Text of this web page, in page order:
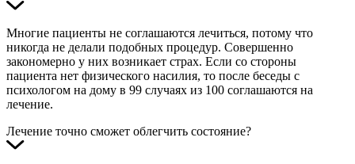
Многие пациенты не соглашаются лечиться, потому что
никогда не делали подобных процедур. Совершенно
закономерно у них возникает страх. Если со стороны
пациента нет физического насилия, то после беседы с
психологом на дому в 99 случаях из 100 соглашаются на
лечение.
Лечение точно сможет облегчить состояние?